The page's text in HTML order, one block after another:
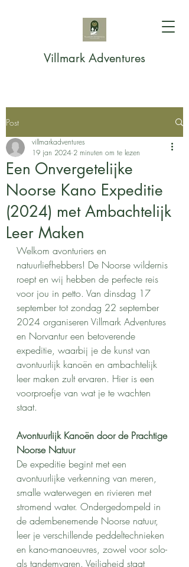
Villmark Adventures
Post
Een Onvergetelijke
Noorse Kano Expeditie
(2024) met Ambachtelijk
Leer Maken
villmarkadventures
19 jan 2024 2 minuten om te lezen
Welkom avonturiers en
natuurliefhebbers! De Noorse wildernis
roept en wij hebben de perfecte reis
voor jou in petto. Van dinsdag 17
september tot zondag 22 september
2024 organiseren Villmark Adventures
en Norvantur een betoverende
expeditie, waarbij je de kunst van
avontuurlijk kanoën en ambachtelijk
leer maken zult ervaren. Hier is een
voorproefje van wat je te wachten
staat.
Avontuurlijk Kanoën door de Prachtige
Noorse Natuur
De expeditie begint met een
avontuurlijke verkenning van meren,
smalle waterwegen en rivieren met
stromend water. Ondergedompeld in
de adembenemende Noorse natuur,
leer je verschillende peddeltechnieken
en kano-manoeuvres, zowel voor solo-
als tandemvaren. Veiligheid staat